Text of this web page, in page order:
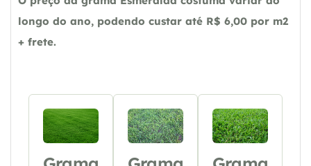
longo do ano, podendo custar até R$ 6,00 por m2
+ frete.